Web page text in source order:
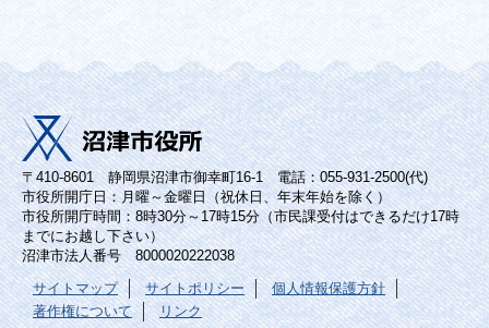
〒410-8601 静岡県沼津市御幸町16-1 電話：055-931-2500(代)
市役所開庁日：月曜～金曜日（祝休日、年末年始を除く）
市役所開庁時間：8時30分～17時15分（市民課受付はできるだけ17時
までにお越し下さい）
沼津市法人番号 8000020222038
サイトマップ サイトポリシー
個人情報保護方針
著作権について
リンク